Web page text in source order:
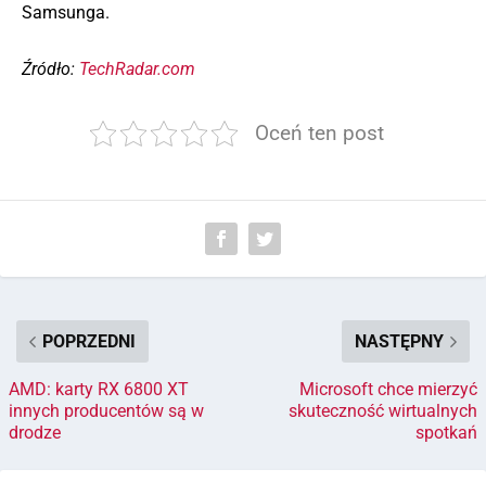
Samsunga.
Źródło: TechRadar.com
Oceń ten post
POPRZEDNI
AMD: karty RX 6800 XT
innych producentów są w
drodze
NASTĘPNY
Microsoft chce mierzyć
skuteczność wirtualnych
spotkań